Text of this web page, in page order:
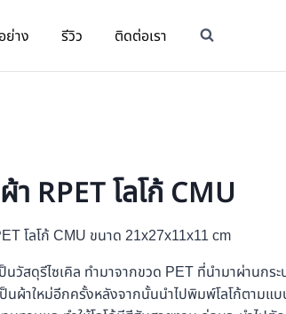
ย่าง รีวิว ติดต่อเรา
า RPET โลโก้ CMU
โลโก้ CMU ขนาด 21x27x11x11 cm
ป็นวัสดุรีไซเคิล ทำมาจากขวด PET ที่นำมาผ่านกร
ป็นผ้าใหม่อีกครั้งหลังจากนั้นนำไปพิมพ์โลโก้ตามแ